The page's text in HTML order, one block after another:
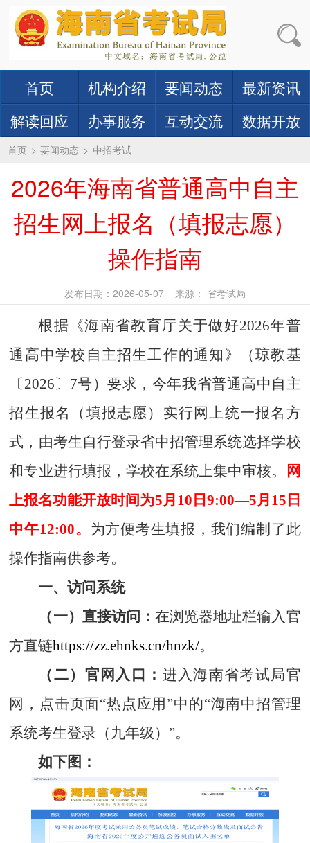
首页 机构介绍 要闻动态
最新资讯
解读回应
办事服务 互动交流 数据开放
首页 > 要闻动态 > 中招考试
2026年海南省普通高中自主
招生网上报名（填报志愿）
操作指南
发布日期：2026-05-07 来源： 省考试局
根据《海南省教育厅关于做好2026年普
通高中学校自主招生工作的通知》（琼教基
〔2026〕7号）要求，今年我省普通高中自主
招生报名（填报志愿）实行网上统一报名方
式，由考生自行登录省中招管理系统选择学校
和专业进行填报，学校在系统上集中审核。
网
上报名功能开放时间为5月10日9:00—5月15日
中午12:00。 为方便考生填报，我们编制了此
操作指南供参考。
一、访问系统
（一）直接访问： 在浏览器地址栏输入官
方直链https://zz.ehnks.cn/hnzk/。
（二）官网入口： 进入海南省考试局官
网，点击页面“热点应用”中的“海南中招管理
系统考生登录（九年级）”。
如下图：